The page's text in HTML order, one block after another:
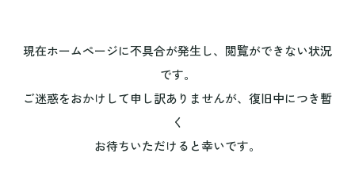
現在ホームページに不具合が発生し、閲覧ができない状況
です。
ご迷惑をおかけして申し訳ありませんが、復旧中につき暫
く
お待ちいただけると幸いです。